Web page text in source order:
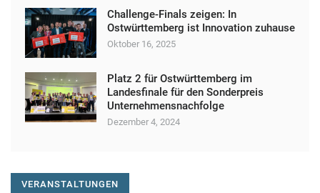
Challenge-Finals zeigen: In
Ostwürttemberg ist Innovation zuhause
Oktober 16, 2025
Platz 2 für Ostwürttemberg im
Landesfinale für den Sonderpreis
Unternehmensnachfolge
Dezember 4, 2024
VERANSTALTUNGEN